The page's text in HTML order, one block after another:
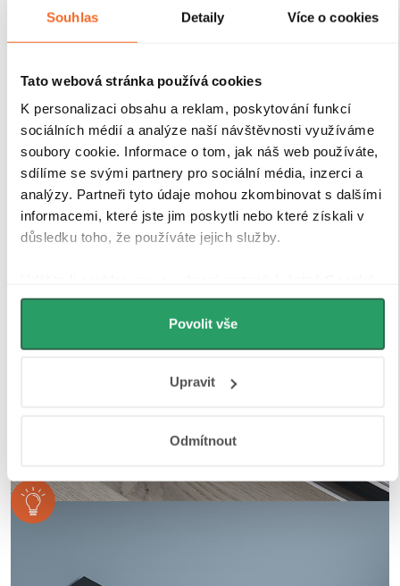
Souhlas Detaily Více o cookies
Tato webová stránka používá cookies
K personalizaci obsahu a reklam, poskytování funkcí
sociálních médií a analýze naší návštěvnosti využíváme
soubory cookie. Informace o tom, jak náš web používáte,
sdílíme se svými partnery pro sociální média, inzerci a
analýzy. Partneři tyto údaje mohou zkombinovat s dalšími
informacemi, které jste jim poskytli nebo které získali v
důsledku toho, že používáte jejich služby.
můžeme používat cookies pro analytiku a
personalizovanou reklamu. Jak Google zpracovává
osobní údaje najdete na stránkách
Povolit vše
Upravit
Odmítnout
Magnetické lišty
Zavírání pomocí magnetických lištpevně drží
sprchové dveře a zabraňuje jejich samovolnému
otevírání. Lišty jsou umístěny na hraně dveří a rámu
nebo mezi dvěma skleněnými křídly, kde magnety
zajišťují jejich bezpečné přilnutí.